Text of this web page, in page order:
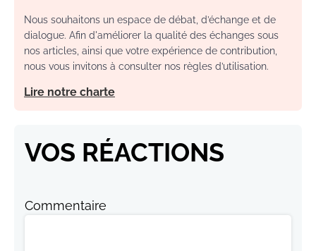
Nous souhaitons un espace de débat, d’échange et de
dialogue. Afin d'améliorer la qualité des échanges sous
nos articles, ainsi que votre expérience de contribution,
nous vous invitons à consulter nos règles d’utilisation.
Lire notre charte
VOS RÉACTIONS
Commentaire